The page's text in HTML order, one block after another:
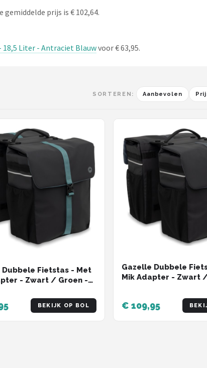
prijs is € 102,64.
18,5 Liter - Antraciet Blauwvoor € 63,95.
SORTEREN: Aanbevolen
Dubbele Fietstas - Met
- Zwart / Groen -
BEKIJK OP BOL
Gazelle Dubbele
Mik Adapter - Zwart
€ 109,95